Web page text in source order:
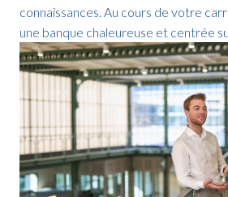
connaissances. Au cours de votre
une banque chaleureuse et centrée